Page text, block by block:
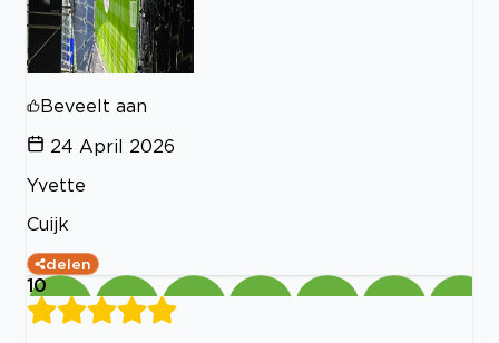
Beveelt aan
24 April 2026
Yvette
Cuijk
delen
10